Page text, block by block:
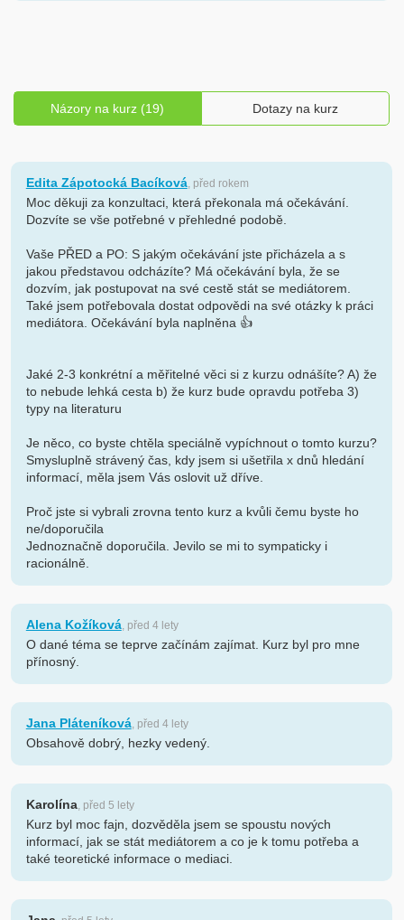
Názory na kurz (19) Dotazy na kurz
Edita Zápotocká Bacíková, před rokem
Moc děkuji za konzultaci, která překonala má očekávání.
Dozvíte se vše potřebné v přehledné podobě.
Vaše PŘED a PO: S jakým očekávání jste přicházela a s
jakou představou odcházíte? Má očekávání byla, že se
dozvím, jak postupovat na své cestě stát se mediátorem.
Také jsem potřebovala dostat odpovědi na své otázky k práci
mediátora. Očekávání byla naplněna 👍
Jaké 2-3 konkrétní a měřitelné věci si z kurzu odnášíte? A) že
to nebude lehká cesta b) že kurz bude opravdu potřeba 3)
typy na literaturu
Je něco, co byste chtěla speciálně vypíchnout o tomto kurzu?
Smysluplně strávený čas, kdy jsem si ušetřila x dnů hledání
informací, měla jsem Vás oslovit už dříve.
Proč jste si vybrali zrovna tento kurz a kvůli čemu byste ho
ne/doporučila
Jednoznačně doporučila. Jevilo se mi to sympaticky i
racionálně.
Alena Kožíková, před 4 lety
O dané téma se teprve začínám zajímat. Kurz byl pro mne
přínosný.
Jana Pláteníková, před 4 lety
Obsahově dobrý, hezky vedený.
Karolína, před 5 lety
Kurz byl moc fajn, dozvěděla jsem se spoustu nových
informací, jak se stát mediátorem a co je k tomu potřeba a
také teoretické informace o mediaci.